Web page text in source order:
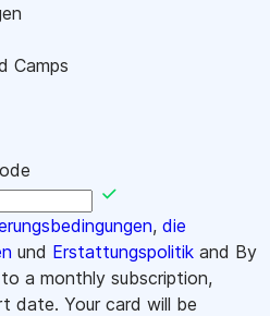
Camps
, die
und Erstattungspolitik and By
a monthly subscription,
date. Your card will be